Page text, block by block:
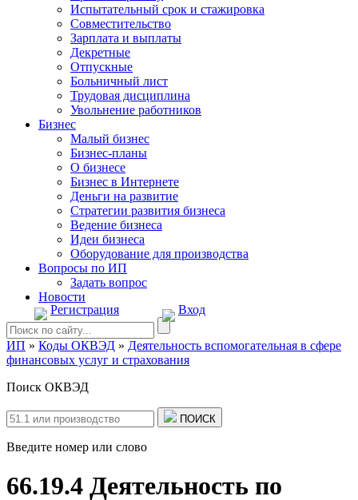
Испытательный срок и стажировка
Совместительство
Зарплата и выплаты
Декретные
Отпускные
Больничный лист
Трудовая дисциплина
Увольнение работников
Бизнес
Малый бизнес
Бизнес-планы
О бизнесе
Бизнес в Интернете
Деньги на развитие
Стратегии развития бизнеса
Ведение бизнеса
Идеи бизнеса
Оборудование для производства
Вопросы по ИП
Задать вопрос
Новости
Регистрация
Вход
ИП » Коды ОКВЭД » Деятельность вспомогательная в сфере
финансовых услуг и страхования
Поиск ОКВЭД
ПОИСК
Введите номер или слово
66.19.4 Деятельность по